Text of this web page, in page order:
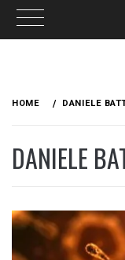
HOME DANIELE
DANIELE